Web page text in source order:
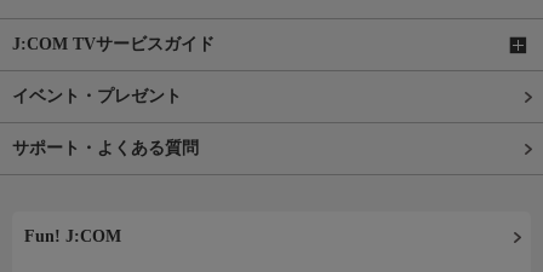
J:COM TVサービスガイド
イベント・プレゼント
サポート・よくある質問
Fun! J:COM